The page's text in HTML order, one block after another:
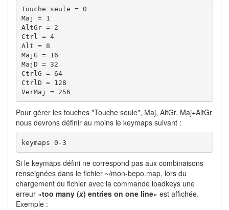
Touche seule = 0
Maj = 1
AltGr = 2
Ctrl = 4
Alt = 8
MajG = 16
MajD = 32
CtrlG = 64
CtrlD = 128
VerMaj = 256
Pour gérer les touches "Touche seule", Maj, AltGr, Maj+AltGr
nous devrons définir au moins le keymaps suivant :
keymaps 0-3
Si le keymaps défini ne correspond pas aux combinaisons
renseignées dans le fichier ~/mon-bepo.map, lors du
chargement du fichier avec la commande loadkeys une
erreur «too many (x) entries on one line» est affichée.
Exemple :